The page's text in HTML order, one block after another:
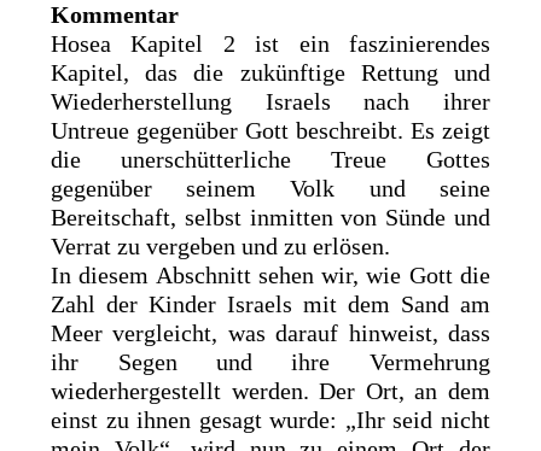
Kommentar
Hosea Kapitel 2 ist ein faszinierendes
Kapitel, das die zukünftige Rettung und
Wiederherstellung Israels nach ihrer
Untreue gegenüber Gott beschreibt. Es zeigt
die unerschütterliche Treue Gottes
gegenüber seinem Volk und seine
Bereitschaft, selbst inmitten von Sünde und
Verrat zu vergeben und zu erlösen.
In diesem Abschnitt sehen wir, wie Gott die
Zahl der Kinder Israels mit dem Sand am
Meer vergleicht, was darauf hinweist, dass
ihr Segen und ihre Vermehrung
wiederhergestellt werden. Der Ort, an dem
einst zu ihnen gesagt wurde: „Ihr seid nicht